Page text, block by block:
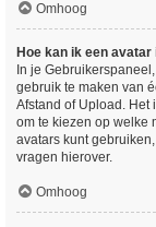
Omhoog
Hoe kan ik een
In je
gebruik te maken van
Afstand of Upload. Het
om te kiezen op welke
avatars kunt
vragen hierover.
Omhoog